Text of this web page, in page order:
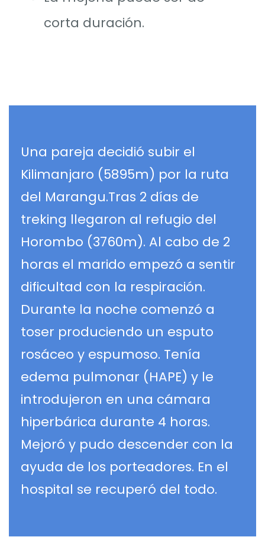
corta duración.
Una pareja decidió subir el
Kilimanjaro (5895m) por la ruta
del Marangu.Tras 2 días de
treking llegaron al refugio del
Horombo (3760m). Al cabo de 2
horas el marido empezó a sentir
dificultad con la respiración.
Durante la noche comenzó a
toser produciendo un esputo
rosáceo y espumoso. Tenía
edema pulmonar (HAPE) y le
introdujeron en una cámara
hiperbárica durante 4 horas.
Mejoró y pudo descender con la
ayuda de los porteadores. En el
hospital se recuperó del todo.